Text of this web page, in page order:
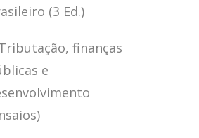
FUNDAMENTOS
DO DIREITO
TRIBUTÁRIO
BRASILEIRO (3
ED.)